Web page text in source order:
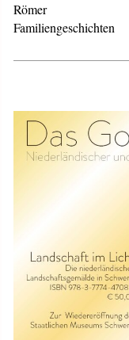
Römer
Familiengeschichten